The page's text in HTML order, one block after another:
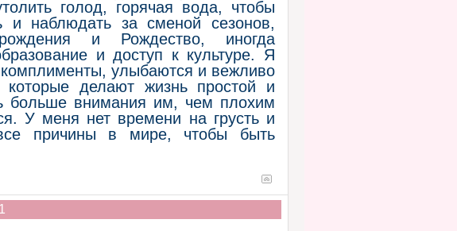
то, что хочется, и о настоящих
нас счастливыми. Я сама
на такое. Чтобы выходить из
задумываться и быть чуточку
ты не там и не то делаешь, то
важно и нужно." Анна Коршак
голод, горячая вода, чтобы
наблюдать за сменой сезонов,
и Рождество, иногда
и доступ к культуре. Я
улыбаются и вежливо
делают жизнь простой и
больше внимания им, чем плохим
У меня нет времени на грусть и
причины в мире, чтобы быть